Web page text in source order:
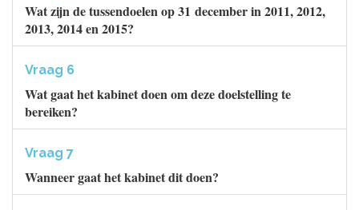
Wat zijn de tussendoelen op 31 december in 2011, 2012,
2013, 2014 en 2015?
Vraag 6
Wat gaat het kabinet doen om deze doelstelling te
bereiken?
Vraag 7
Wanneer gaat het kabinet dit doen?